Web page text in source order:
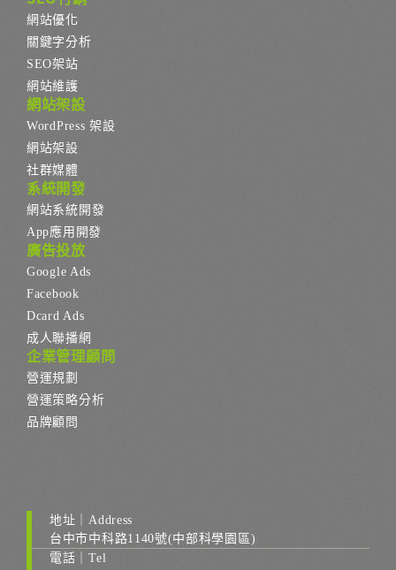
網站優化
關鍵字分析
SEO架站
網站維護
網站架設
WordPress 架設
網站架設
社群媒體
系統開發
網站系統開發
App應用開發
廣告投放
Google Ads
Facebook
Dcard Ads
成人聯播網
企業管理顧問
營運規劃
營運策略分析
品牌顧問
地址｜Address
台中市中科路1140號(中部科學園區)
電話｜Tel